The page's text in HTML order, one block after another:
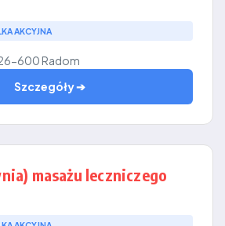
AKCYJNA
600 Radom
Szczegóły ➔
masażu leczniczego